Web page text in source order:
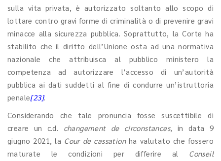
sulla vita privata, è autorizzato soltanto allo scopo di
lottare contro gravi forme di criminalità o di prevenire gravi
minacce alla sicurezza pubblica. Soprattutto, la Corte ha
stabilito che il diritto dell’Unione osta ad una normativa
nazionale che attribuisca al pubblico ministero la
competenza ad autorizzare l’accesso di un’autorità
pubblica ai dati suddetti al fine di condurre un’istruttoria
penale[23].
Considerando che tale pronuncia fosse suscettibile di
creare un c.d. changement de circonstances, in data 9
giugno 2021, la Cour de cassationha valutato che fossero
maturate le condizioni per differire al Conseil